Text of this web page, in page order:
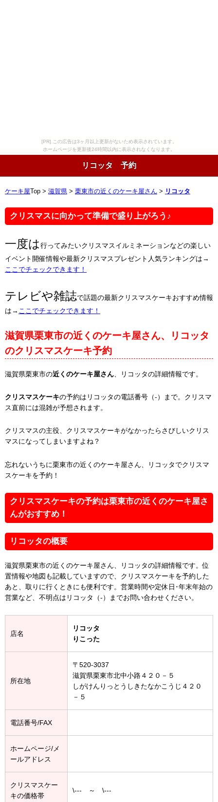
[PR] この広告は3ヶ月以上更新がないため表示されています。
ホームページを更新後24時間以内に表示されなくなります。
リコッタ 予約
ケーキ屋 Top > 滋賀県 > 栗東市の近くのケーキ屋さん > リコッタ
クリスマスに向かって準備で盛り上がろう♪
一度は行ってみたいクリスマスイルミネーションなどの楽しい
イベント開催情報や最新クリスマスプレゼント人気ランキングは→
ここでチェックできます！
テレビや雑誌で話題の最新クリスマスケーキおすすめ情報
は→ ここでチェックできます！
滋賀県栗東市の近くのケーキ屋さん、リコッタ
のクリスマスケーキ予約
滋賀県栗東市の近くのケーキ屋さん 、リコッタの詳細情報です。
クリスマスケーキの予約はリコッタの電話番号（-）まで。クリスマ
ス直前には混雑が予想されます。
クリスマスの主役、クリスマスケーキがなかったらさびしいクリス
マスになってしまいますよね？
忘れないうちに栗東市の近くのケーキ屋さん、リコッタでクリスマ
スケーキを予約！
クリスマスケーキの予約は栗東市の近くのケーキ屋さ
んがおすすめ！
リコッタの概要
滋賀県栗東市の近くのケーキ屋さん、リコッタの詳細情報です。位
置情報や地図も記載していますので、クリスマスケーキを予約した
あと、取りに行くときにも便利です。営業時間や定休日･年末年始の
営業など、不明点はリコッタ（-）までお問い合わせください。
店名
リコッタ
りこった
所在地
〒520-3037
滋賀県栗東市北中小路４２０－５
しがけんりっとうしきたなかこうじ４２０
－５
電話番号/FAX
ホームページ/メ
ールアドレス
クリスマスケー
キの価格帯
\--- ～ \---